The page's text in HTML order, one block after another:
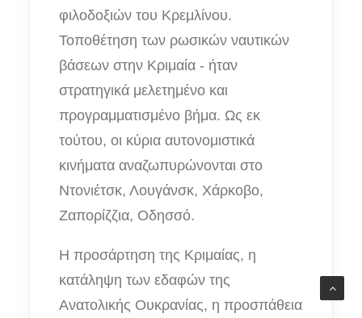
φιλοδοξιών του Κρεμλίνου.
Τοποθέτηση των ρωσικών ναυτικών
βάσεων στην Κριμαία - ήταν
στρατηγικά μελετημένο και
προγραμματισμένο βήμα. Ως εκ
τούτου, οι κύρια αυτονομιστικά
κινήματα αναζωπυρώνονται στο
Ντονιέτσκ, Λουγάνσκ, Χάρκοβο,
Ζαπορίζζια, Οδησσό.
Η προσάρτηση της Κριμαίας, η
κατάληψη των εδαφών της
Ανατολικής Ουκρανίας, η προσπάθεια